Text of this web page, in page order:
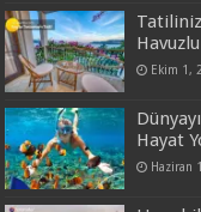
Ekim 1,
Hayat
Haziran